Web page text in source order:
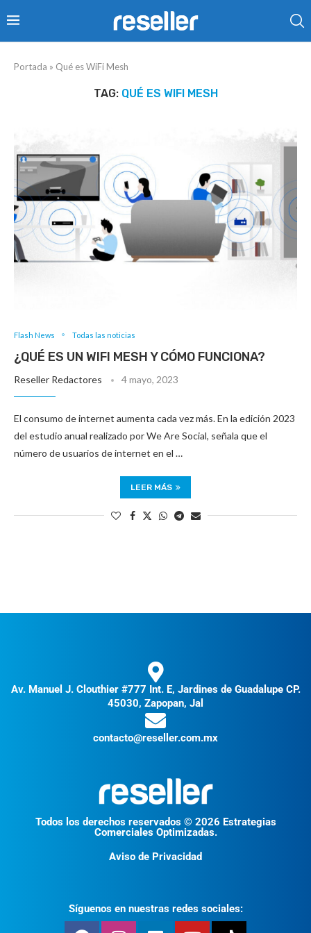
Portada » Qué es WiFi Mesh
TAG: QUÉ ES WIFI MESH
Flash News Todas las noticias
¿QUÉ ES UN WIFI MESH Y CÓMO FUNCIONA?
Reseller Redactores 4 mayo, 2023
El consumo de internet aumenta cada vez más. En la edición 2023
del estudio anual realizado por We Are Social, señala que el
número de usuarios de internet en el …
LEER MÁS
Av. Manuel J. Clouthier #777 Int. E, Jardines de Guadalupe CP.
45030, Zapopan, Jal
contacto@reseller.com.mx
Todos los derechos reservados © 2026 Estrategias
Comerciales Optimizadas.
Aviso de Privacidad
Síguenos en nuestras redes sociales: